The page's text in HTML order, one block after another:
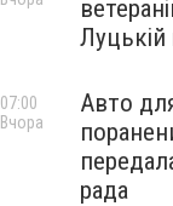
Луцькій
Авто
рада
07:00
Вчора